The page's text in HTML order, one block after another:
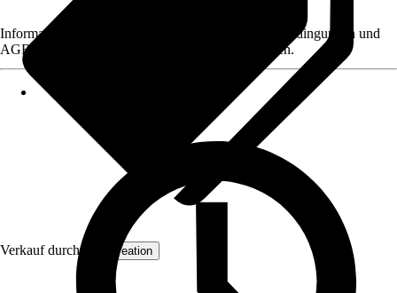
Verkauf durch: AS Creation
Informationen des Verkäufers, wie z. B. Rückgabebedingungen und
AGB, finden Sie bei Klick auf den Verkäufernamen.